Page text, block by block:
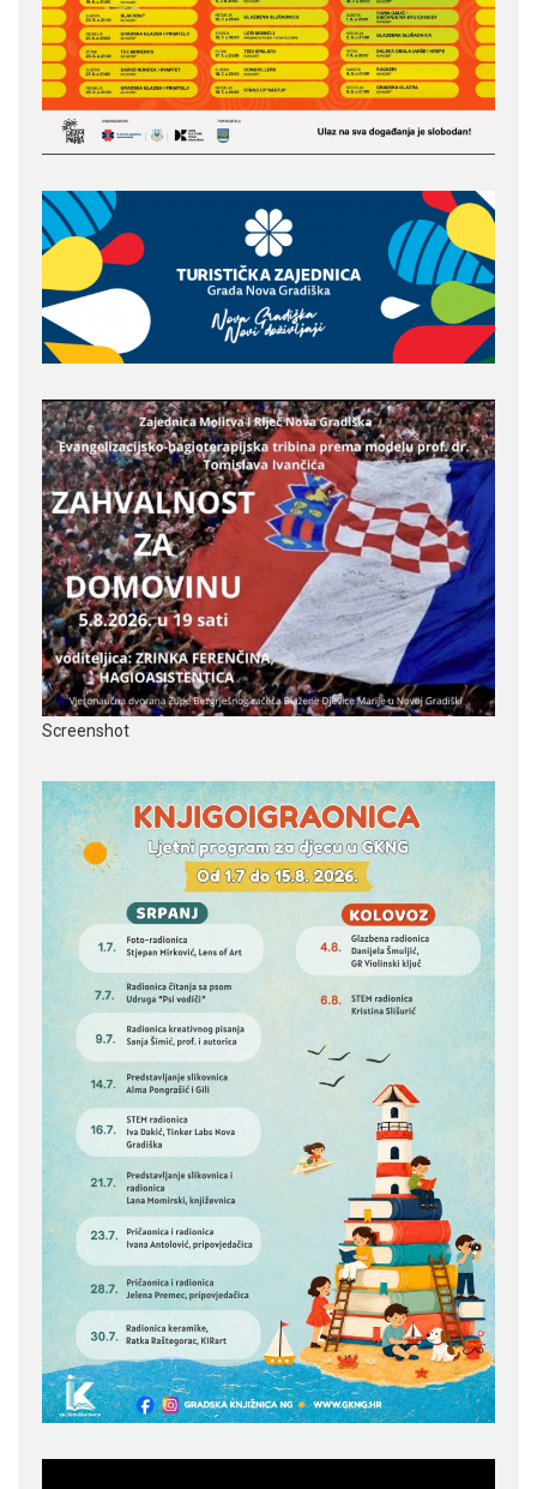
Screenshot